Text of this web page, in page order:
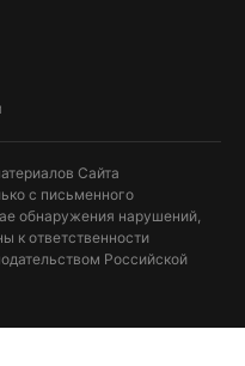
Сайта
с письменного
обнаружения нарушений,
к ответственности
Российской